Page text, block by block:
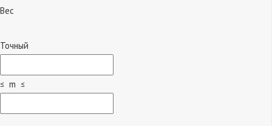
Вес
Точный
≤ m ≤